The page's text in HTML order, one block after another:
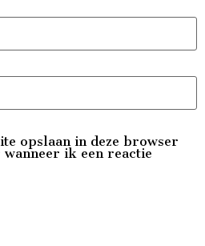
opslaan in deze browser
ik een reactie